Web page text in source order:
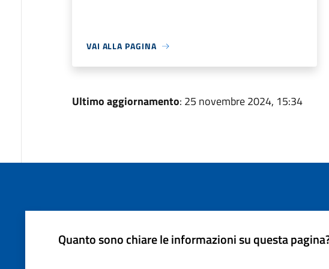
VAI ALLA PAGINA
Ultimo aggiornamento: 25 novembre 2024, 15:34
Quanto sono chiare le informazioni su questa